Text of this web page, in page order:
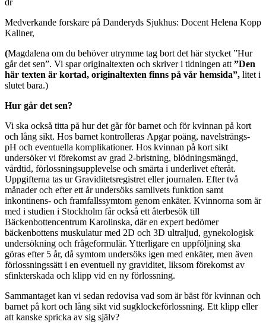
Medverkande forskare på Danderyds Sjukhus: Docent Helena Kopp
Kallner,
(Magdalena om du behöver utrymme tag bort det här stycket ”Hur
går det sen”. Vi spar originaltexten och skriver i tidningen att ”Den
här texten är kortad, originaltexten finns på vår hemsida”, litet i
slutet bara.)
Hur går det sen?
Vi ska också titta på hur det går för barnet och för kvinnan på kort
och lång sikt. Hos barnet kontrolleras Apgar poäng, navelsträngs-
pH och eventuella komplikationer. Hos kvinnan på kort sikt
undersöker vi förekomst av grad 2-bristning, blödningsmängd,
vårdtid, förlossningsupplevelse och smärta i underlivet efteråt.
Uppgifterna tas ur Graviditetsregistret eller journalen. Efter två
månader och efter ett år undersöks samlivets funktion samt
inkontinens- och framfallssymtom genom enkäter. Kvinnorna som är
med i studien i Stockholm får också ett återbesök till
Bäckenbottencentrum Karolinska, där en expert bedömer
bäckenbottens muskulatur med 2D och 3D ultraljud, gynekologisk
undersökning och frågeformulär. Ytterligare en uppföljning ska
göras efter 5 år, då symtom undersöks igen med enkäter, men även
förlossningssätt i en eventuell ny graviditet, liksom förekomst av
sfinkterskada och klipp vid en ny förlossning.
Sammantaget kan vi sedan redovisa vad som är bäst för kvinnan och
barnet på kort och lång sikt vid sugklockeförlossning. Ett klipp eller
att kanske spricka av sig själv?